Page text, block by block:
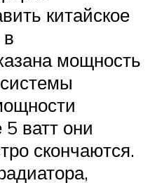
китайское
в
мощность
ватт они
скончаются.